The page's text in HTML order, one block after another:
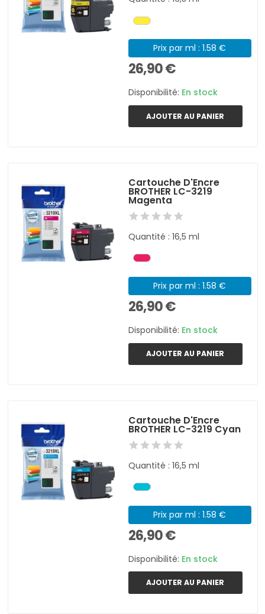
Prix par ml : 1.58 €
26,90 €
Disponibilité: En stock
AJOUTER AU PANIER
Cartouche D'Encre
BROTHER LC-3219
Magenta
Quantité : 16,5 ml
Prix par ml : 1.58 €
26,90 €
Disponibilité: En stock
AJOUTER AU PANIER
Cartouche D'Encre
BROTHER LC-3219 Cyan
Quantité : 16,5 ml
Prix par ml : 1.58 €
26,90 €
Disponibilité: En stock
AJOUTER AU PANIER